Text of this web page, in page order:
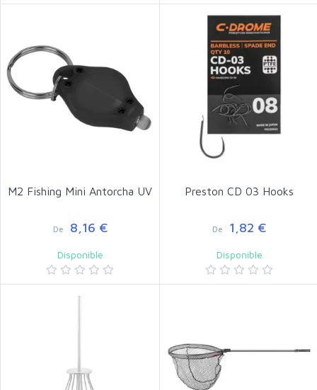
M2 Fishing Mini Antorcha UV
De 8,16 €
Disponible
Preston CD 03 Hooks
De 1,82 €
Disponible